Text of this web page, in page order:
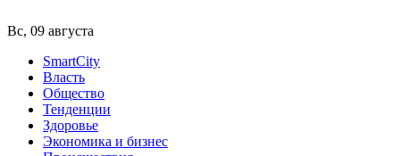
Вс, 09 августа
SmartCity
Власть
Общество
Тенденции
Здоровье
Экономика и бизнес